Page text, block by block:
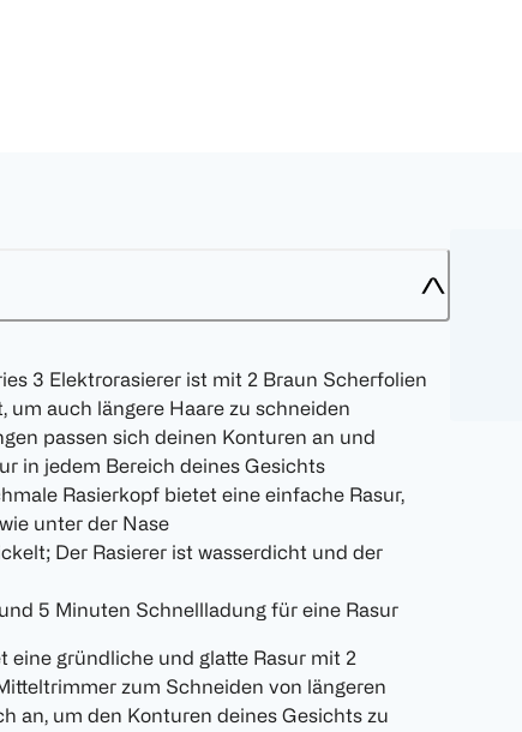
3 Elektrorasierer ist mit 2 Braun Scherfolien
um auch längere Haare zu schneiden
passen sich deinen Konturen an und
in jedem Bereich deines Gesichts
Rasierkopf bietet eine einfache Rasur,
unter der Nase
Der Rasierer ist wasserdicht und der
5 Minuten Schnellladung für eine Rasur
eine gründliche und glatte Rasur mit 2
zum Schneiden von längeren
an, um den Konturen deines Gesichts zu